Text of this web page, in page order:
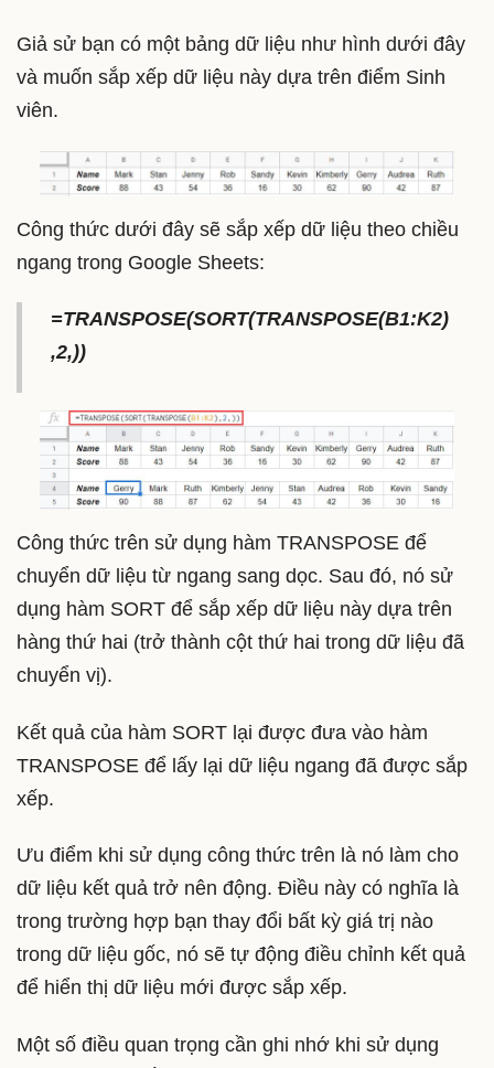
Giả sử bạn có một bảng dữ liệu như hình dưới đây
và muốn sắp xếp dữ liệu này dựa trên điểm Sinh
viên.
Công thức dưới đây sẽ sắp xếp dữ liệu theo chiều
ngang trong Google Sheets:
=TRANSPOSE(SORT(TRANSPOSE(B1:K2)
,2,))
Công thức trên sử dụng hàm TRANSPOSE để
chuyển dữ liệu từ ngang sang dọc. Sau đó, nó sử
dụng hàm SORT để sắp xếp dữ liệu này dựa trên
hàng thứ hai (trở thành cột thứ hai trong dữ liệu đã
chuyển vị).
Kết quả của hàm SORT lại được đưa vào hàm
TRANSPOSE để lấy lại dữ liệu ngang đã được sắp
xếp.
Ưu điểm khi sử dụng công thức trên là nó làm cho
dữ liệu kết quả trở nên động. Điều này có nghĩa là
trong trường hợp bạn thay đổi bất kỳ giá trị nào
trong dữ liệu gốc, nó sẽ tự động điều chỉnh kết quả
để hiển thị dữ liệu mới được sắp xếp.
Một số điều quan trọng cần ghi nhớ khi sử dụng